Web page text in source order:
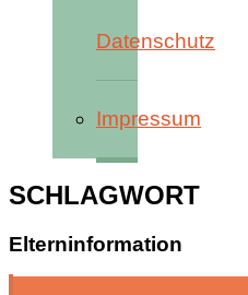
Datenschutz
Impressum
SCHLAGWORT
Elterninformation